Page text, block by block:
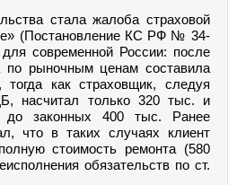
стала жалоба страховой
(Постановление КС РФ № 34-
современной России: после
по рыночным ценам составила
как страховщик, следуя
насчитал только 320 тыс. и
до законных 400 тыс. Ранее
что в таких случаях клиент
стоимость ремонта (580
обязательств по ст.